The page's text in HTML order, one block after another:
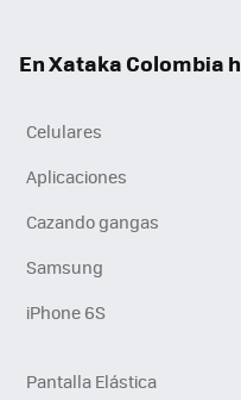
En Xataka Colombia
Celulares
Aplicaciones
Cazando gangas
Samsung
iPhone 6S
Pantalla Elástica